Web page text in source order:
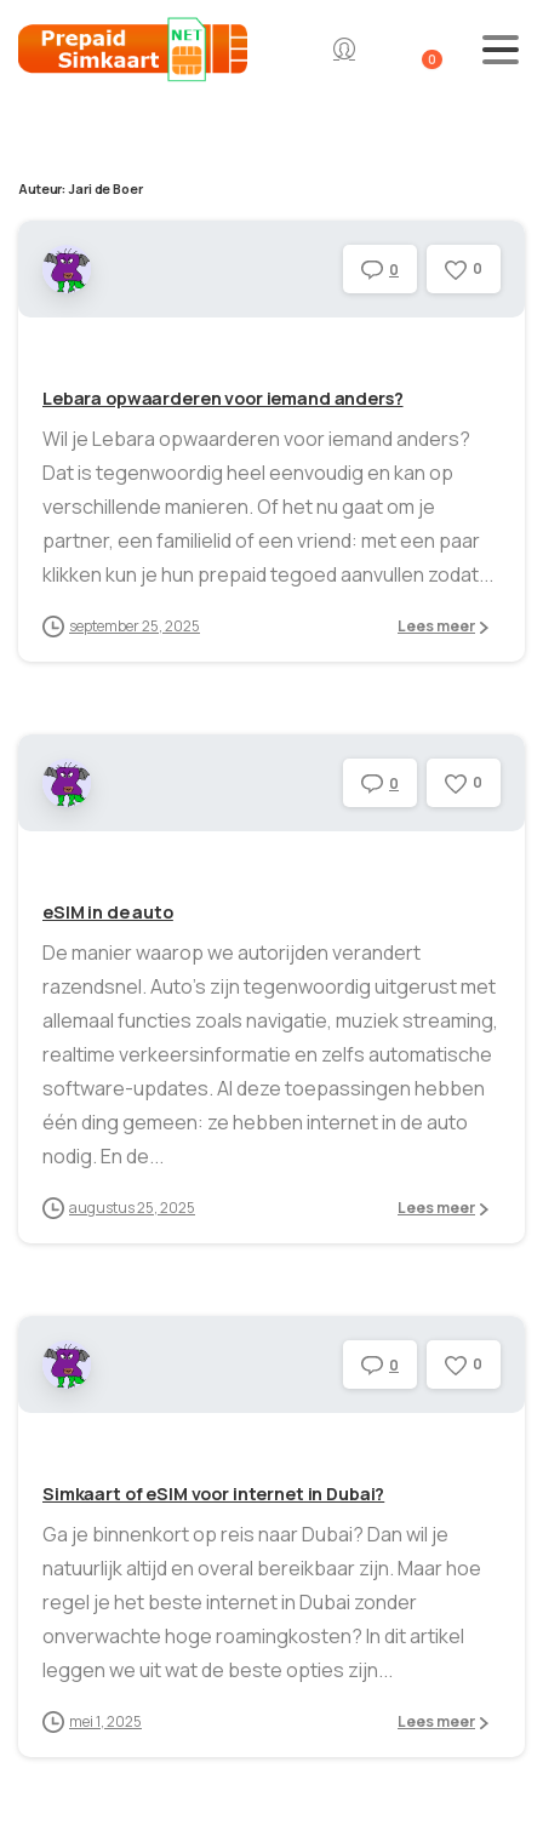
0
Auteur:Jari de Boer
0 0
Lebara opwaarderen voor iemand anders?
Wil je Lebara opwaarderen voor iemand anders?
Dat is tegenwoordig heel eenvoudig en kan op
verschillende manieren. Of het nu gaat om je
partner, een familielid of een vriend: met een paar
klikken kun je hun prepaid tegoed aanvullen zodat...
september 25, 2025 Lees meer
0 0
eSIM in de auto
De manier waarop we autorijden verandert
razendsnel. Auto’s zijn tegenwoordig uitgerust met
allemaal functies zoals navigatie, muziek streaming,
realtime verkeersinformatie en zelfs automatische
software-updates. Al deze toepassingen hebben
één ding gemeen: ze hebben internet in de auto
nodig. En de...
augustus 25, 2025 Lees meer
0 0
Simkaart of eSIM voor internet in Dubai?
Ga je binnenkort op reis naar Dubai? Dan wil je
natuurlijk altijd en overal bereikbaar zijn. Maar hoe
regel je het beste internet in Dubai zonder
onverwachte hoge roamingkosten? In dit artikel
leggen we uit wat de beste opties zijn...
mei 1, 2025 Lees meer